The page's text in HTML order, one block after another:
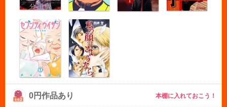
0円作品あり 本棚に入れておこう！